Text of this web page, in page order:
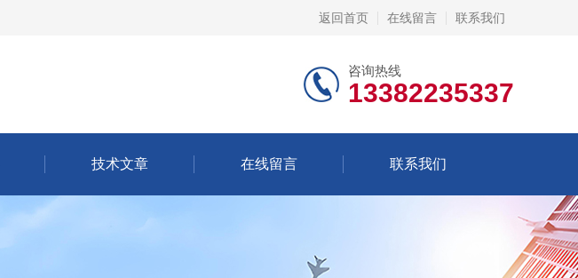
返回首页 在线留言 联系我们
咨询热线
13382235337
技术文章 在线留言 联系我们